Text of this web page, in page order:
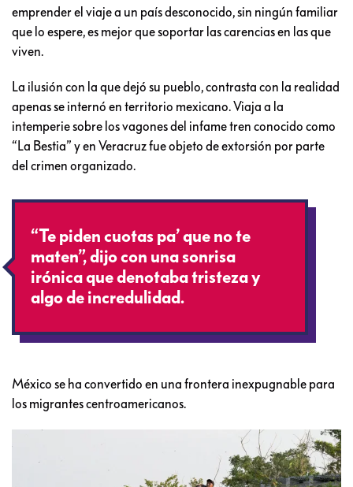
emprender el viaje a un país desconocido, sin ningún familiar
que lo espere, es mejor que soportar las carencias en las que
viven.
La ilusión con la que dejó su pueblo, contrasta con la realidad
apenas se internó en territorio mexicano. Viaja a la
intemperie sobre los vagones del infame tren conocido como
“La Bestia” y en Veracruz fue objeto de extorsión por parte
del crimen organizado.
“Te piden cuotas pa’ que no te
maten”, dijo con una sonrisa
irónica que denotaba tristeza y
algo de incredulidad.
México se ha convertido en una frontera inexpugnable para
los migrantes centroamericanos.